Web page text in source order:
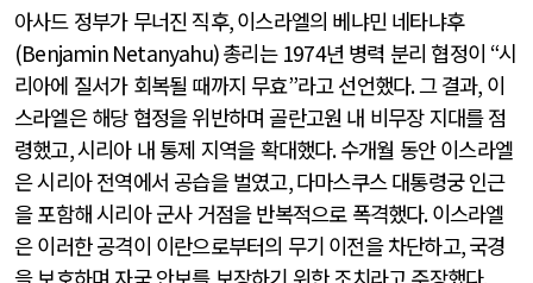
아사드 정부가 무너진 직후,이스라엘의 베냐민 네타냐후
(Benjamin Netanyahu)총리는 1974년 병력 분리 협정이 “시
리아에 질서가 회복될 때까지 무효”라고 선언했다.그 결과, 이
스라엘은 해당 협정을 위반하며 골란고원 내 비무장 지대를 점
령했고,시리아 내 통제 지역을 확대했다.수개월 동안 이스라엘
은 시리아 전역에서 공습을 벌였고,다마스쿠스 대통령궁 인근
을 포함해 시리아 군사 거점을 반복적으로 폭격했다.이스라엘
은 이러한 공격이 이란으로부터의 무기 이전을 차단하고,국경